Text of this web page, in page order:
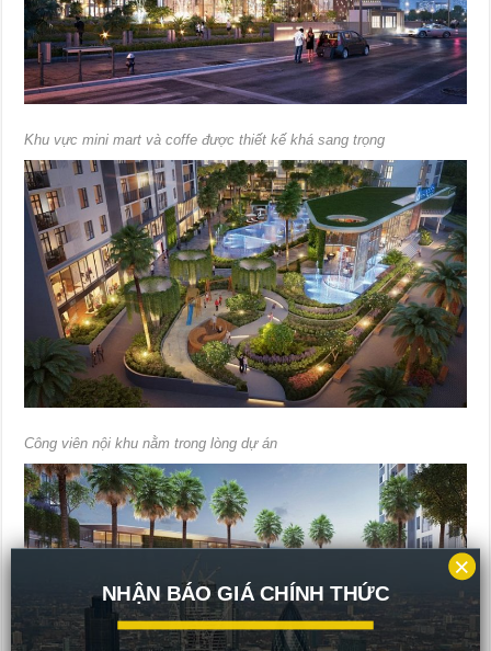
Khu vực mini mart và coffe được thiết kế khá sang trọng
Công viên nội khu nằm trong lòng dự án
NHẬN BÁO GIÁ CHÍNH THỨC
×